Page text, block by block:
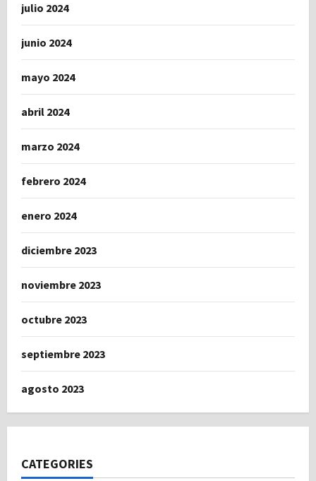
julio 2024
junio 2024
mayo 2024
abril 2024
marzo 2024
febrero 2024
enero 2024
diciembre 2023
noviembre 2023
octubre 2023
septiembre 2023
agosto 2023
CATEGORIES